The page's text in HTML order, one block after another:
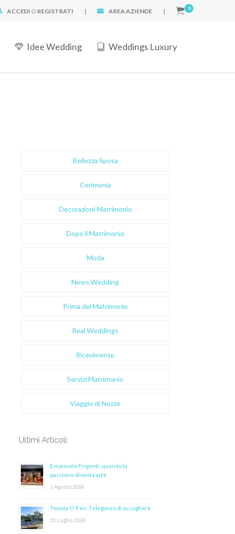
ACCEDI O REGISTRATI | AREA AZIENDE | 0
Idee Wedding Weddings Luxury
Bellezza Sposa
Cerimonia
Decorazioni Matrimonio
Dopo il Matrimonio
Moda
News Wedding
Prima del Matrimonio
Real Weddings
Ricevimento
Servizi Matrimonio
Viaggio di Nozze
Ultimi Articoli
Emanuele Frigenti: quando la
passione diventa arte
1 Agosto 2026
Tenuta O’Feo : l’eleganza di accogliere
31 Luglio 2026